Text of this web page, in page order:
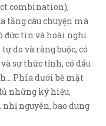
combination),
tầng câu chuyện mà
đức tin và hoài nghi
do và ràng buộc, có
sự thức tỉnh, có dấu
Phía dưới bề mặt
những ký hiệu,
nguyên, bao dung